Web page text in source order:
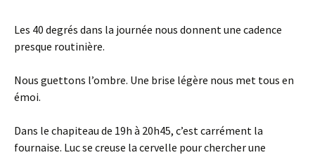
Les 40 degrés dans la journée nous donnent une cadence
presque routinière.
Nous guettons l’ombre. Une brise légère nous met tous en
émoi.
Dans le chapiteau de 19h à 20h45, c’est carrément la
fournaise. Luc se creuse la cervelle pour chercher une